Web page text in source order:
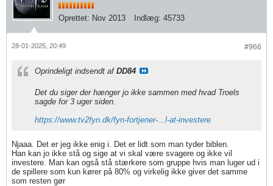
Oprettet: Nov 2013 Indlæg: 45733
#966
28-01-2025, 20:49
Oprindeligt indsendt af DD84
Det du siger der hænger jo ikke sammen med hvad Troels
sagde for 3 uger siden.
https://www.tv2fyn.dk/fyn-fortjener-...l-at-investere
Njaaa. Det er jeg ikke enig i. Det er lidt som man tyder biblen.
Han kan jo ikke stå og sige at vi skal være svagere og ikke vil
investere. Man kan også stå stærkere som gruppe hvis man luger ud i
de spillere som kun kører på 80% og virkelig ikke giver det samme
som resten gør